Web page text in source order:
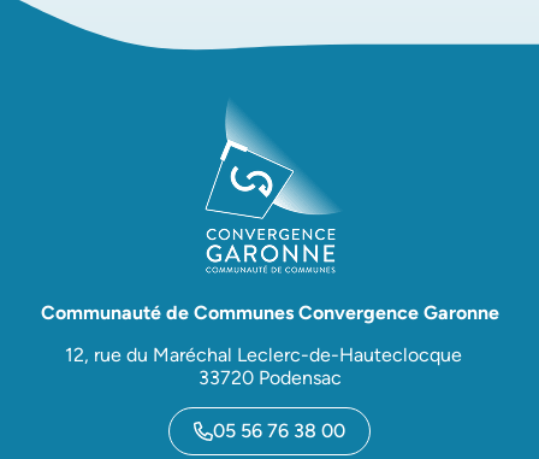
Communauté de Communes Convergence Garonne
12, rue du Maréchal Leclerc-de-Hauteclocque
33720 Podensac
05 56 76 38 00